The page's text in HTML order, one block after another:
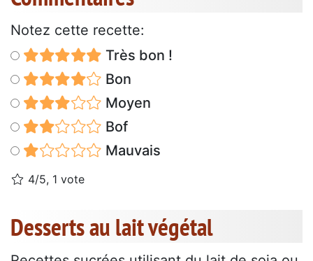
Notez cette recette:
Très bon !
Bon
Moyen
Bof
Mauvais
4/5, 1 vote
Desserts au lait végétal